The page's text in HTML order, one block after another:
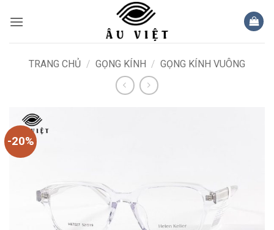
qua
TRANG CHỦ / GỌNG KÍNH / GỌNG KÍNH VUÔNG
-20%